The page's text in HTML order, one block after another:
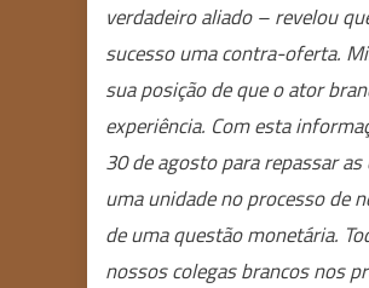
verdadeiro aliado – revelou
sucesso uma contra-oferta.
sua posição de que o ator
experiência. Com esta
30 de agosto para repassar
uma unidade no processo de
de uma questão monetária.
nossos colegas brancos nos